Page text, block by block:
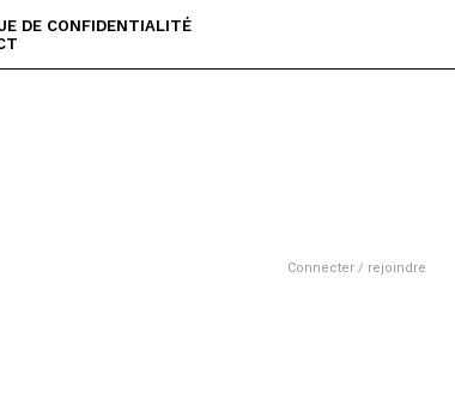
DE CONFIDENTIALITÉ
Connecter / rejoindre